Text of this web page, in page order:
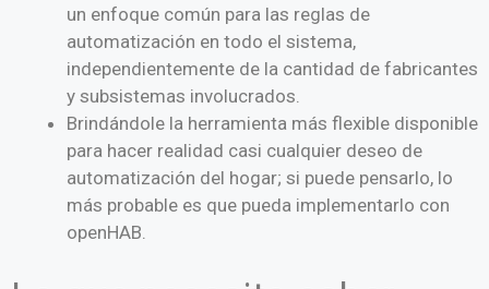
un enfoque común para las reglas de
automatización en todo el sistema,
independientemente de la cantidad de fabricantes
y subsistemas involucrados.
Brindándole la herramienta más flexible disponible
para hacer realidad casi cualquier deseo de
automatización del hogar; si puede pensarlo, lo
más probable es que pueda implementarlo con
openHAB.